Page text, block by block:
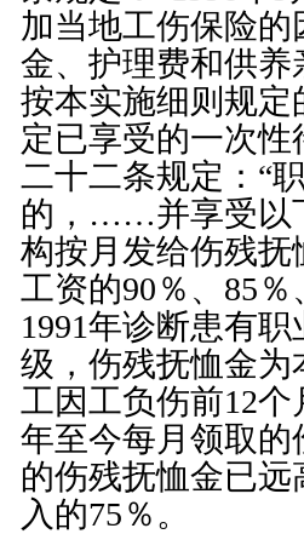
加当地工伤保险
金、护理费和供养
按本实施细则规
定已享受的一次
二十二条规定：“
的，……并享受以
构按月发给伤残
工资的90％、85
1991年诊断患有
级，伤残抚恤金为
工因工负伤前12
年至今每月领取的
的伤残抚恤金已远
入的75％。